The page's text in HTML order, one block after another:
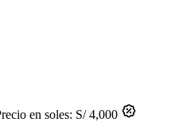
en soles: S/ 4,000